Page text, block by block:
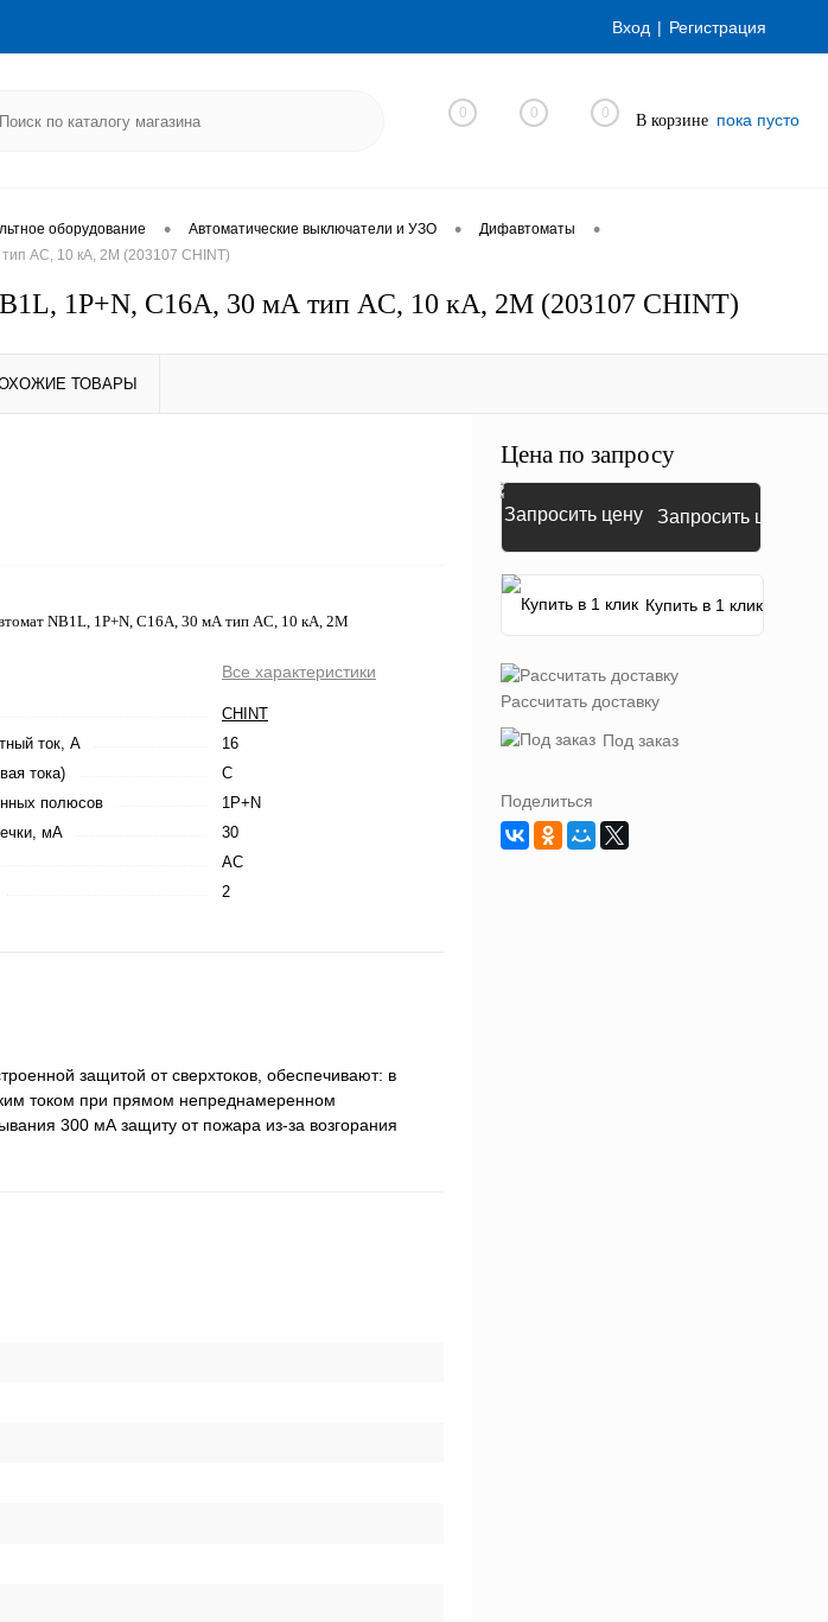
Вход Регистрация
0 0 0 В корзине пока пусто
оборудование • Автоматические выключатели и УЗО • Дифавтоматы •
AC, 10 кА, 2М (203107 CHINT)
1P+N, C16А, 30 мА тип AC, 10 кА, 2М (203107 CHINT)
ТОВАРЫ
NB1L, 1P+N, C16А, 30 мА тип AC, 10 кА, 2М
Все характеристики
CHINT
ток, А
16
тока)
C
полюсов
1P+N
мА
30
AC
2
защитой от сверхтоков, обеспечивают: в
током при прямом непреднамеренном
300 мА защиту от пожара из-за возгорания
Цена по запросу
Запросить цену
Купить в 1 клик
Рассчитать доставку
Под заказ
Поделиться